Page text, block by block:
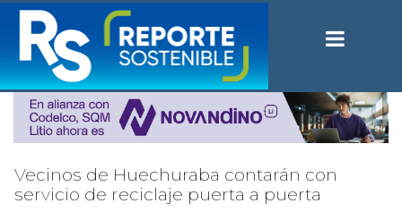
Vecinos de Huechuraba contarán con
servicio de reciclaje puerta a puerta